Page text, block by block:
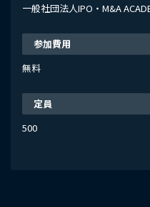
一般社団法人IPO・M&A
参加費用
無料
定員
500